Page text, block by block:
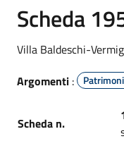
Scheda
Villa Baldeschi-
Argomenti :
Scheda n.